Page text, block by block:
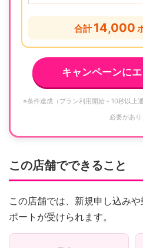
合計14,000
キャンペーンに
※条件達成（プラン利用開始＋10秒以上
必要があり
この店舗でできること
この店舗では、新規申し込み
ポートが受けられます。